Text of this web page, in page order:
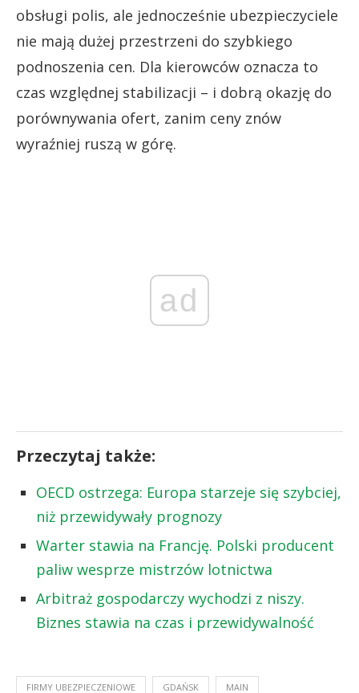
obsługi polis, ale jednocześnie ubezpieczyciele
nie mają dużej przestrzeni do szybkiego
podnoszenia cen. Dla kierowców oznacza to
czas względnej stabilizacji – i dobrą okazję do
porównywania ofert, zanim ceny znów
wyraźniej ruszą w górę.
ad
Przeczytaj także:
OECD ostrzega: Europa starzeje się szybciej,
niż przewidywały prognozy
Warter stawia na Francję. Polski producent
paliw wesprze mistrzów lotnictwa
Arbitraż gospodarczy wychodzi z niszy.
Biznes stawia na czas i przewidywalność
FIRMY UBEZPIECZENIOWE GDAŃSK MAIN